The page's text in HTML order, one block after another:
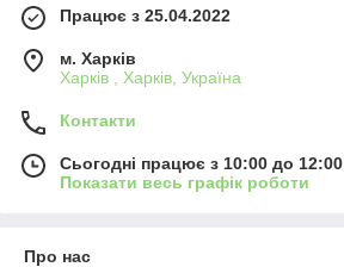
Працює з 25.04.2022
м. Харків
Харків , Харків, Україна
Контакти
Сьогодні працює з 10:00 до 12:00
Показати весь графік роботи
Про нас